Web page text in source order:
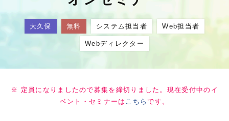
大久保 無料 システム担当者 Web担当者
Webディレクター
※ 定員になりましたので募集を締切りました。現在受付中のイ
ベント・セミナーは こちらです。